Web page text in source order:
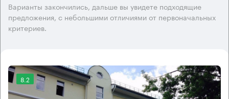
Варианты закончились, дальше вы увидете подходящие
предложения, с небольшими отличиями от первоначальных
критериев.
8.2